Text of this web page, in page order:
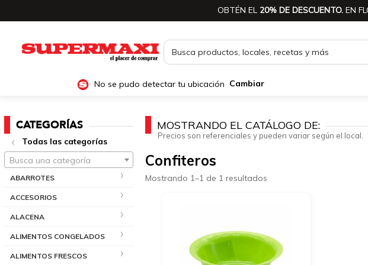
OBTÉN EL 20% DE DESCUENTO. EN
No se pudo detectar tu ubicación Cambiar
CATEGORÍAS
Todas las categorías
Busca una categoría
ABARROTES
ACCESORIOS
ALACENA
ALIMENTOS CONGELADOS
ALIMENTOS FRESCOS
MOSTRANDO EL CATÁLOGO DE:
Precios son referenciales y pueden variar según el local.
Confiteros
Mostrando 1–1 de 1 resultados